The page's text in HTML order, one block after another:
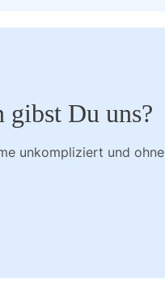
Du uns?
unkompliziert und